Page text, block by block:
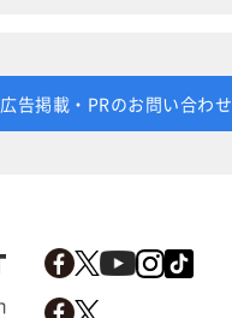
広告掲載・PRのお問い合わせ